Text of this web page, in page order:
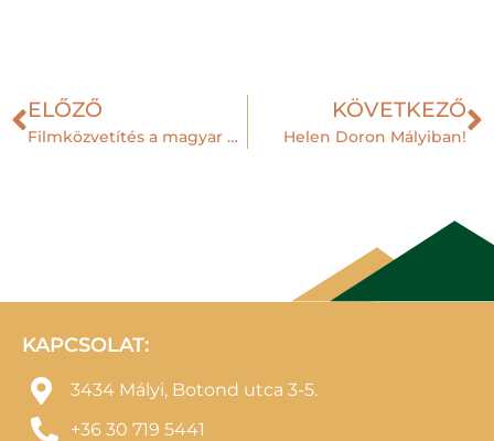
ELŐZŐ
Filmközvetítés a magyar dráma napja alkalmából
KÖVETKEZŐ
Helen Doron Mályiban!
KAPCSOLAT:
3434 Mályi, Botond utca 3-5.
+36 30 719 5441